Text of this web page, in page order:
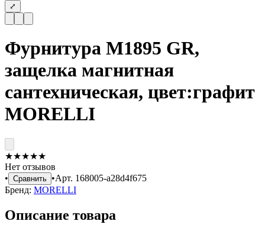
⤢
Фурнитура M1895 GR,
защелка магнитная
сантехническая, цвет:графит
MORELLI
★★★★★
Нет отзывов
• Сравнить •Арт. 168005-a28d4f675
Бренд: MORELLI
Описание товара